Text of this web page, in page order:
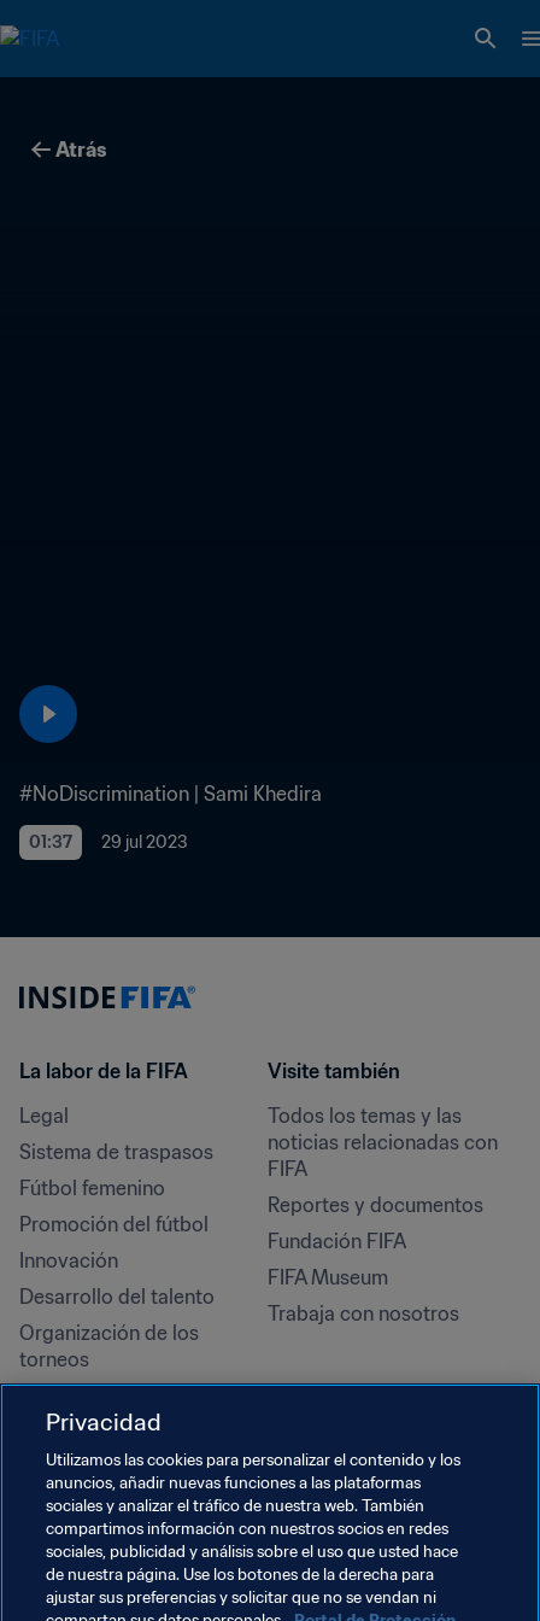
Atrás
#NoDiscrimination | Sami Khedira
01:37 29 jul 2023
La labor de la FIFA
Legal
Sistema de traspasos
Fútbol femenino
Promoción del fútbol
Innovación
Desarrollo del talento
Organización de los
torneos
Derechos humanos y lucha
contra la discriminación
Salud y atención médica
Iniciativas educativas
Visite también
Todos los temas y las
noticias relacionadas con
FIFA
Reportes y documentos
Fundación FIFA
FIFA Museum
Trabaja con nosotros
Privacidad
Utilizamos las cookies para personalizar el contenido y los
anuncios, añadir nuevas funciones a las plataformas
sociales y analizar el tráfico de nuestra web. También
compartimos información con nuestros socios en redes
sociales, publicidad y análisis sobre el uso que usted hace
de nuestra página. Use los botones de la derecha para
ajustar sus preferencias y solicitar que no se vendan ni